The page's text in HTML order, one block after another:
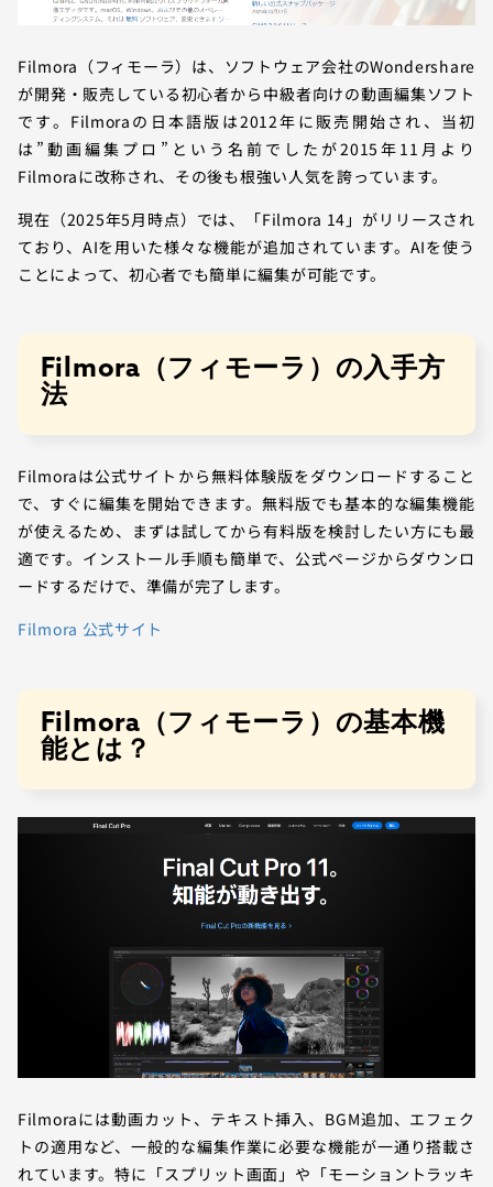
Filmora（フィモーラ）は、ソフトウェア会社のWondershare
が開発・販売している初心者から中級者向けの動画編集ソフト
です。Filmoraの日本語版は2012年に販売開始され、当初
は”動画編集プロ”という名前でしたが2015年11月より
Filmoraに改称され、その後も根強い人気を誇っています。
現在（2025年5月時点）では、「Filmora 14」がリリースされ
ており、AIを用いた様々な機能が追加されています。AIを使う
ことによって、初心者でも簡単に編集が可能です。
Filmora（フィモーラ）の入手方
法
Filmoraは公式サイトから無料体験版をダウンロードすること
で、すぐに編集を開始できます。無料版でも基本的な編集機能
が使えるため、まずは試してから有料版を検討したい方にも最
適です。インストール手順も簡単で、公式ページからダウンロ
ードするだけで、準備が完了します。
Filmora 公式サイト
Filmora（フィモーラ）の基本機
能とは？
Filmoraには動画カット、テキスト挿入、BGM追加、エフェク
トの適用など、一般的な編集作業に必要な機能が一通り搭載さ
れています。特に「スプリット画面」や「モーショントラッキ